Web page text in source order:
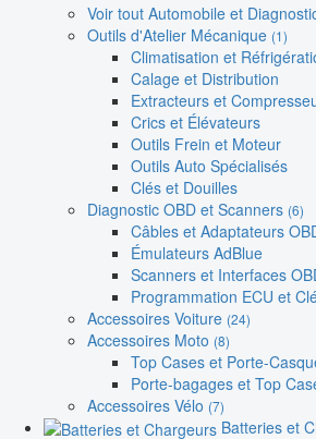
Voir tout Automobile et
Outils d'Atelier Mécanique (1)
Climatisation et
Calage et Distribution
Extracteurs et
Crics et Élévateurs
Outils Frein et Moteur
Outils Auto Spécialisés
Clés et Douilles
Diagnostic OBD et Scanners (6)
Câbles et Adaptateurs
Émulateurs AdBlue
Scanners et Interfaces
Programmation ECU et
Accessoires Voiture (24)
Accessoires Moto (8)
Top Cases et Porte-
Porte-bagages et Top
Accessoires Vélo (7)
Batteries et